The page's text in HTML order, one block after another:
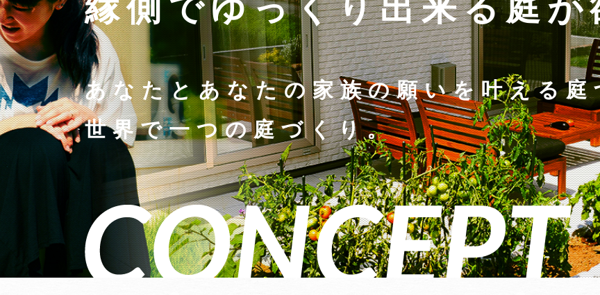
縁側でゆっくり出来る庭
あなたとあなたの家族の願いを叶える
世界で一つの庭づくり。